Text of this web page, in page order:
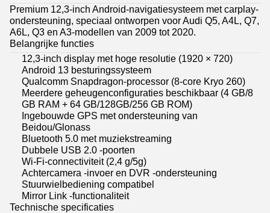
Premium 12,3-inch Android-navigatiesysteem met carplay-
ondersteuning, speciaal ontworpen voor Audi Q5, A4L, Q7,
A6L, Q3 en A3-modellen van 2009 tot 2020.
Belangrijke functies
12,3-inch display met hoge resolutie (1920 × 720)
Android 13 besturingssysteem
Qualcomm Snapdragon-processor (8-core Kryo 260)
Meerdere geheugenconfiguraties beschikbaar (4 GB/8
GB RAM + 64 GB/128GB/256 GB ROM)
Ingebouwde GPS met ondersteuning van
Beidou/Glonass
Bluetooth 5.0 met muziekstreaming
Dubbele USB 2.0 -poorten
Wi-Fi-connectiviteit (2,4 g/5g)
Achtercamera -invoer en DVR -ondersteuning
Stuurwielbediening compatibel
Mirror Link -functionaliteit
Technische specificaties